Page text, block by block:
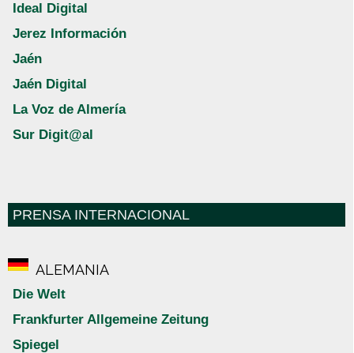
Ideal Digital
Jerez Información
Jaén
Jaén Digital
La Voz de Almería
Sur Digit@al
PRENSA INTERNACIONAL
ALEMANIA
Die Welt
Frankfurter Allgemeine Zeitung
Spiegel